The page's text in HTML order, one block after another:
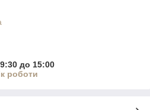
до 15:00
роботи